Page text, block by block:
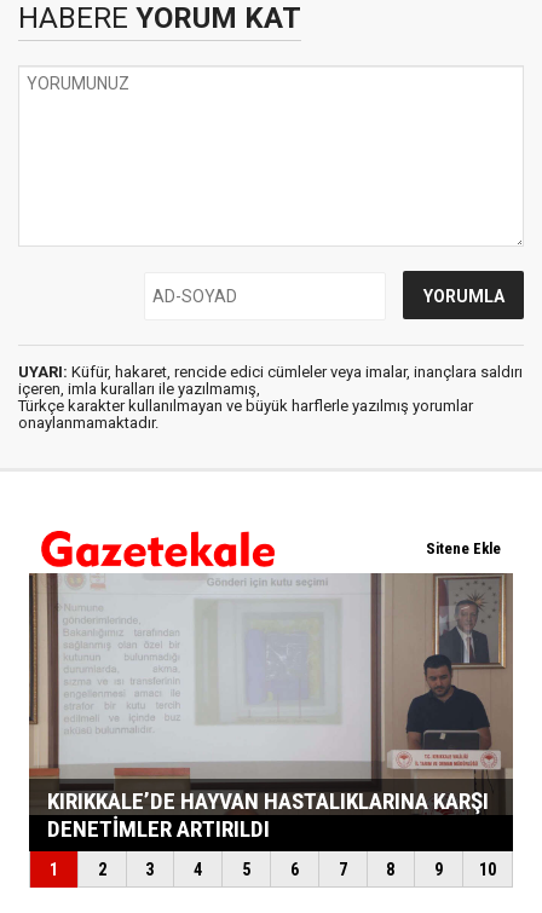
HABERE YORUM KAT
UYARI: Küfür, hakaret, rencide edici cümleler veya imalar, inançlara saldırı
içeren, imla kuralları ile yazılmamış,
Türkçe karakter kullanılmayan ve büyük harflerle yazılmış yorumlar
onaylanmamaktadır.